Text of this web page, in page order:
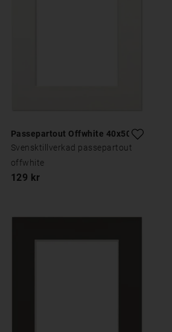
Passepartout Offwhite 40x50
Svensktillverkad passepartout
offwhite
129 kr